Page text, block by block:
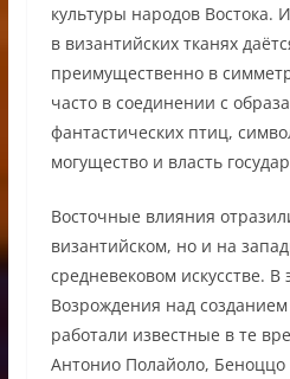
культуры народов Востока.
в византийских тканях
преимущественно в
часто в соединении с
фантастических птиц,
могущество и власть
Восточные влияния
византийском, но и на
средневековом искусстве. В
Возрождения над созданием
работали известные в те
Антонио Полайоло,